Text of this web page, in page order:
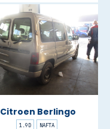
Citroen Berlingo
1.9D NAFTA